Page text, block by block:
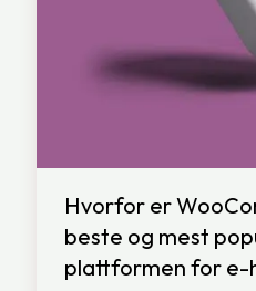
Hvorfor er
beste og mest
plattformen for e-